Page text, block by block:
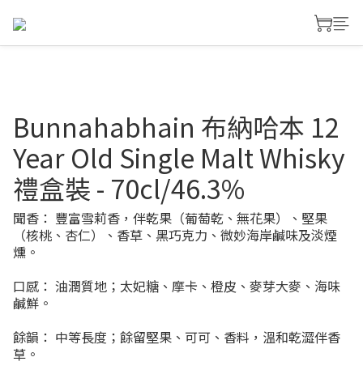
Bunnahabhain 布納哈本 12
Year Old Single Malt Whisky
禮盒裝 - 70cl/46.3%
聞香： 豐富雪莉香，伴乾果（葡萄乾、無花果）、堅果
（核桃、杏仁）、香草、黑巧克力、微妙海岸鹹味及淡煙
燻。
口感： 油潤質地；太妃糖、摩卡、橙皮、麥芽大麥、海味
鹹鮮。
餘韻： 中等長度；餘留堅果、可可、香料，溫和乾澀伴香
草。